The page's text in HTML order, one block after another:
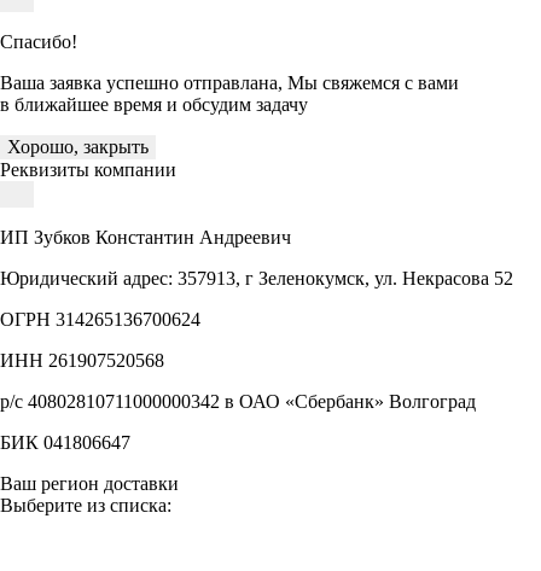
Спасибо!
Ваша заявка успешно отправлана, Мы свяжемся с вами
в ближайшее время и обсудим задачу
Хорошо, закрыть
Реквизиты компании
ИП Зубков Константин Андреевич
Юридический адрес: 357913, г Зеленокумск, ул. Некрасова 52
ОГРН 314265136700624
ИНН 261907520568
р/с 40802810711000000342 в ОАО «Сбербанк» Волгоград
БИК 041806647
Ваш регион доставки
Выберите из списка: